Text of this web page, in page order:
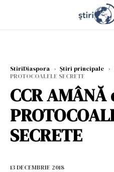
StiriDiaspora › Știri principale ›
PROTOCOALELE SECRETE
CCR
SECRETE
13 DECEMBRIE 2018